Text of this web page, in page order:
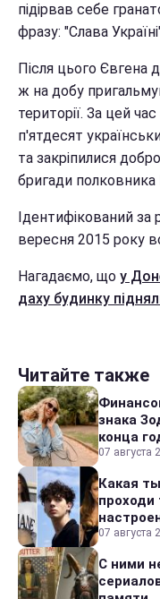
підірвав себе
фразу: "Слава
Після цього Євгена
ж на добу
території. За цей
п'ятдесят
та закріпилися
бригади полковника
Ідентифікований
вересня 2015 року
Нагадаємо, що у
даху будинку
Читайте также
знака
конца
07 августа
Какая
проходи
07 августа
С ними